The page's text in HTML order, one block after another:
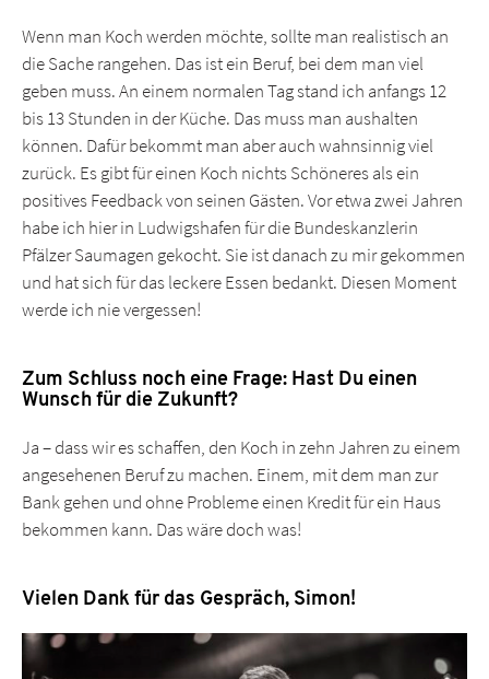
Wenn man Koch werden möchte, sollte man realistisch an
die Sache rangehen. Das ist ein Beruf, bei dem man viel
geben muss. An einem normalen Tag stand ich anfangs 12
bis 13 Stunden in der Küche. Das muss man aushalten
können. Dafür bekommt man aber auch wahnsinnig viel
zurück. Es gibt für einen Koch nichts Schöneres als ein
positives Feedback von seinen Gästen. Vor etwa zwei Jahren
habe ich hier in Ludwigshafen für die Bundeskanzlerin
Pfälzer Saumagen gekocht. Sie ist danach zu mir gekommen
und hat sich für das leckere Essen bedankt. Diesen Moment
werde ich nie vergessen!
Zum Schluss noch eine Frage: Hast Du einen
Wunsch für die Zukunft?
Ja – dass wir es schaffen, den Koch in zehn Jahren zu einem
angesehenen Beruf zu machen. Einem, mit dem man zur
Bank gehen und ohne Probleme einen Kredit für ein Haus
bekommen kann. Das wäre doch was!
Vielen Dank für das Gespräch, Simon!